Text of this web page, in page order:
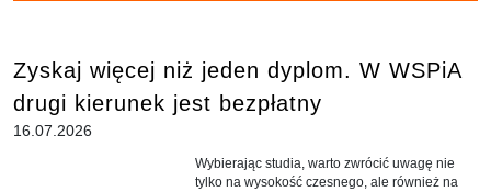
Zyskaj więcej niż jeden dyplom. W WSPiA
drugi kierunek jest bezpłatny
16.07.2026
Wybierając studia, warto zwrócić uwagę nie
tylko na wysokość czesnego, ale również na